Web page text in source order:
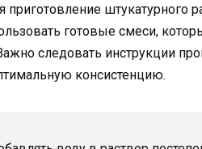
штукатурного
готовые смеси,
следовать инструкции
консистенцию.